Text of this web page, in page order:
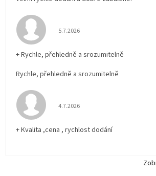
Hodnocení obchodu je 5 z 5
5.7.2026
+ Rychle, přehledně a srozumitelně
Rychle, přehledně a srozumitelně
Hodnocení obchodu je 5 z 5
4.7.2026
+ Kvalita ,cena , rychlost dodání